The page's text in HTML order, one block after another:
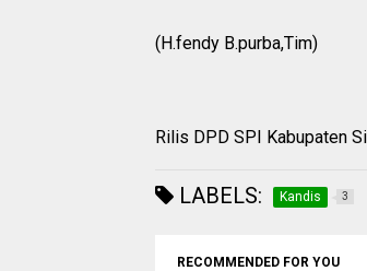
(H.fendy B.purba,Tim)
Rilis DPD SPI Kabupaten
LABELS: Kandis 3
RECOMMENDED FOR YOU